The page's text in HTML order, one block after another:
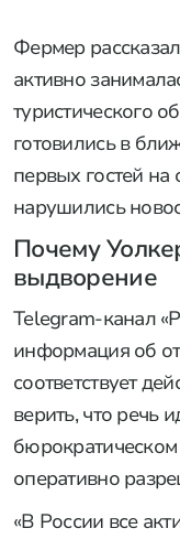
Фермер
активно
туристического
готовились в
первых гостей на
нарушились
Почему
выдворение
Telegram-канал
информация об
соответствует
верить, что речь
оперативно
«В России все